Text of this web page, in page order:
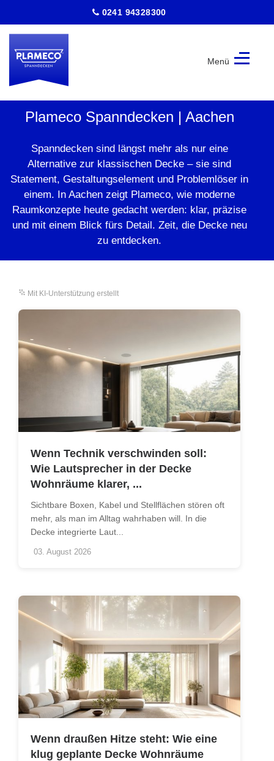
0241 94328300
Menü
Plameco Spanndecken | Aachen
Spanndecken sind längst mehr als nur eine
Alternative zur klassischen Decke – sie sind
Statement, Gestaltungselement und Problemlöser in
einem. In Aachen zeigt Plameco, wie moderne
Raumkonzepte heute gedacht werden: klar, präzise
und mit einem Blick fürs Detail. Zeit, die Decke neu
zu entdecken.
Mit KI-Unterstützung erstellt
Wenn Technik verschwinden soll:
Wie Lautsprecher in der Decke
Wohnräume klarer, ...
Sichtbare Boxen, Kabel und Stellflächen stören oft
mehr, als man im Alltag wahrhaben will. In die
Decke integrierte Laut...
03. August 2026
Wenn draußen Hitze steht: Wie eine
klug geplante Decke Wohnräume